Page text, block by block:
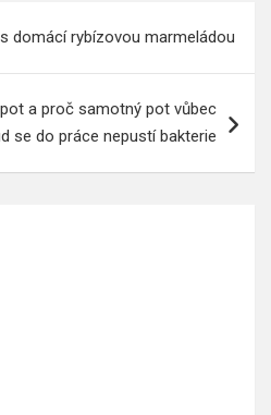
domácí rybízovou marmeládou
a proč samotný pot vůbec
se do práce nepustí bakterie